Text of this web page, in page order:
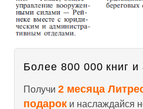
Более 800 000 книг и
Получи 2 месяца
подарок и наслаждайся